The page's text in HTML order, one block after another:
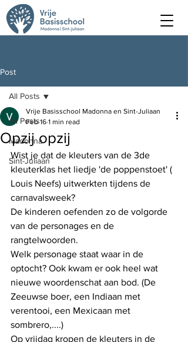
Post
All Posts
Madonna
Sint-Juliaan
All Posts
Opzij opzij
Vrije Basisschool Madonna en Sint-Juliaan
Feb 16 1 min read
Wist je dat de kleuters van de 3de
kleuterklas het liedje 'de poppenstoet' (
Louis Neefs) uitwerkten tijdens de
carnavalsweek?
De kinderen oefenden zo de volgorde
van de personages en de
rangtelwoorden.
Welk personage staat waar in de
optocht? Ook kwam er ook heel wat
nieuwe woordenschat aan bod. (De
Zeeuwse boer, een Indiaan met
verentooi, een Mexicaan met
sombrero,....)
Op vrijdag kropen de kleuters in de